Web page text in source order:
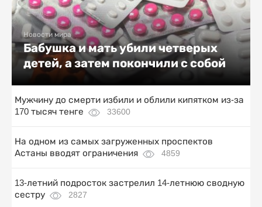
Новости мира
Бабушка и мать убили четверых
детей, а затем покончили с собой
Мужчину до смерти избили и облили кипятком из-за
170 тысяч тенге
33600
На одном из самых загруженных проспектов
Астаны вводят ограничения
4859
13-летний подросток застрелил 14-летнюю сводную
сестру
2827